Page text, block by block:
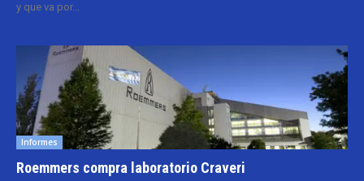
y que va por...
Informes
Roemmers compra laboratorio Craveri